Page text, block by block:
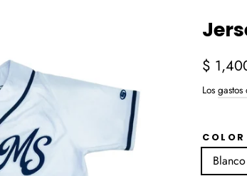
Precio
$
Los
COLOR
Blanco